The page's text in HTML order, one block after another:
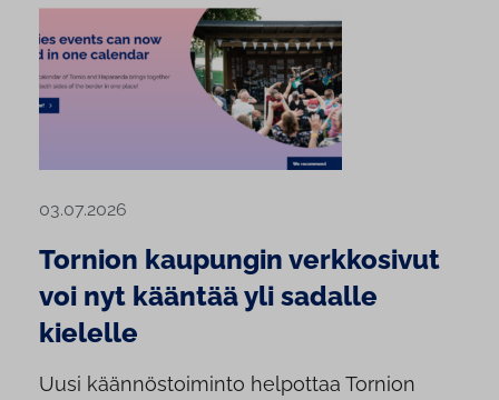
03.07.2026
Tornion kaupungin verkkosivut
voi nyt kääntää yli sadalle
kielelle
Uusi käännöstoiminto helpottaa Tornion